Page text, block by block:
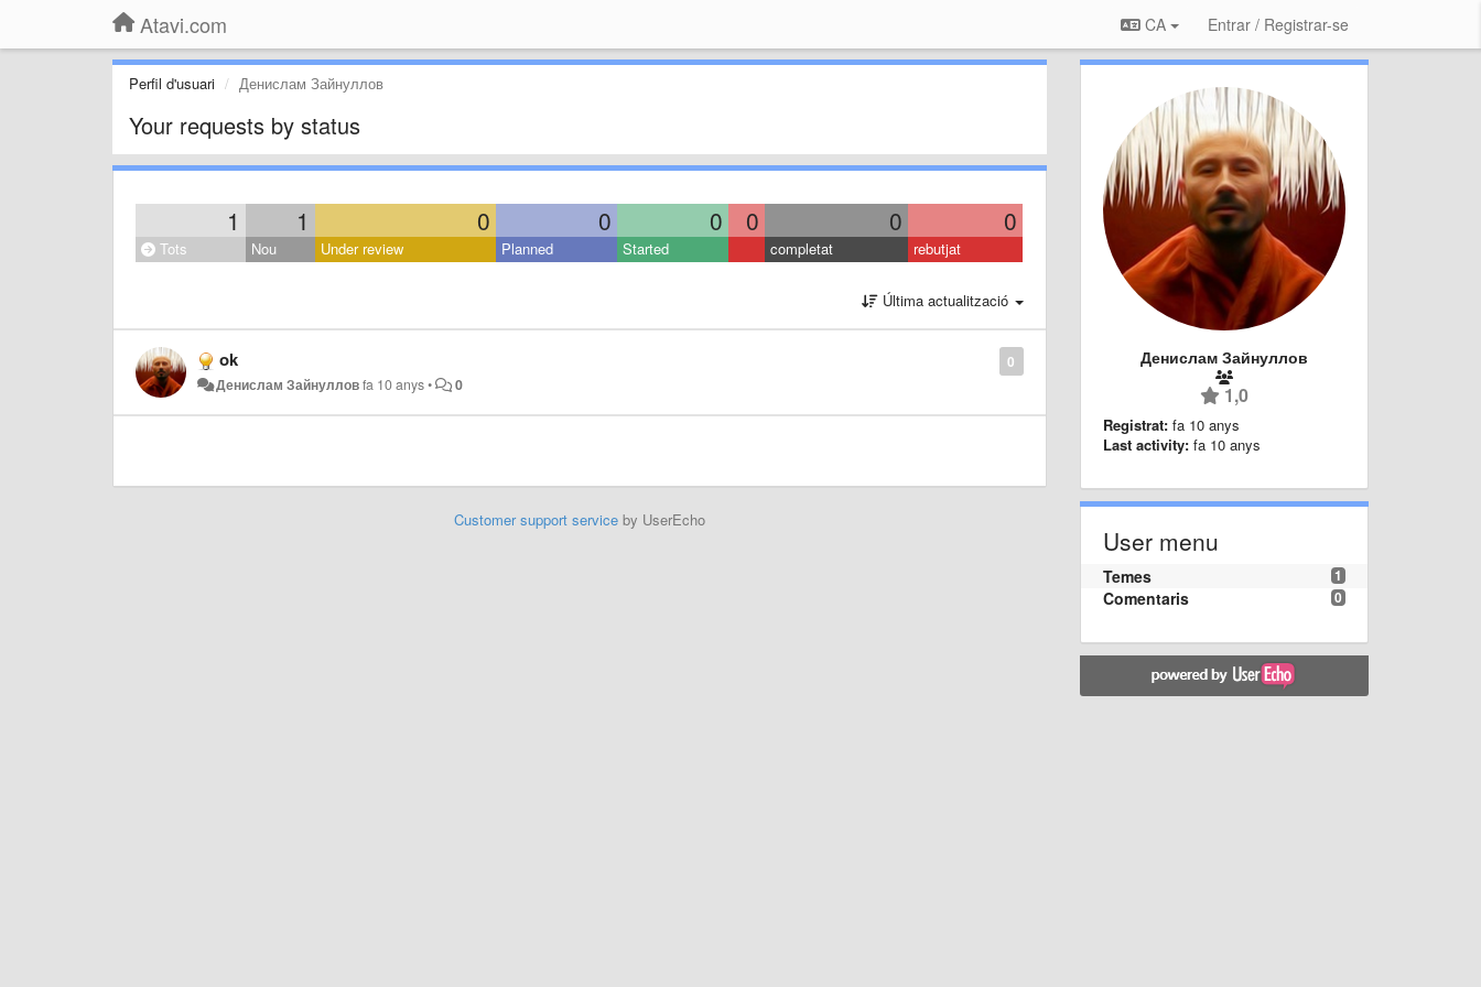
Atavi.com CA Entrar / Registrar-se
Perfil d'usuari Денислам Зайнуллов
Your requests by status
1 1 0 0 0 0 0 0
Tots Nou Under review Planned Started completat rebutjat
Última actualització
0
ok
Денислам Зайнулловfa 10 anys• 0
Customer support serviceby UserEcho
Денислам Зайнуллов
1,0
Registrat: fa 10 anys
Last activity: fa 10 anys
User menu
1
Temes
0
Comentaris